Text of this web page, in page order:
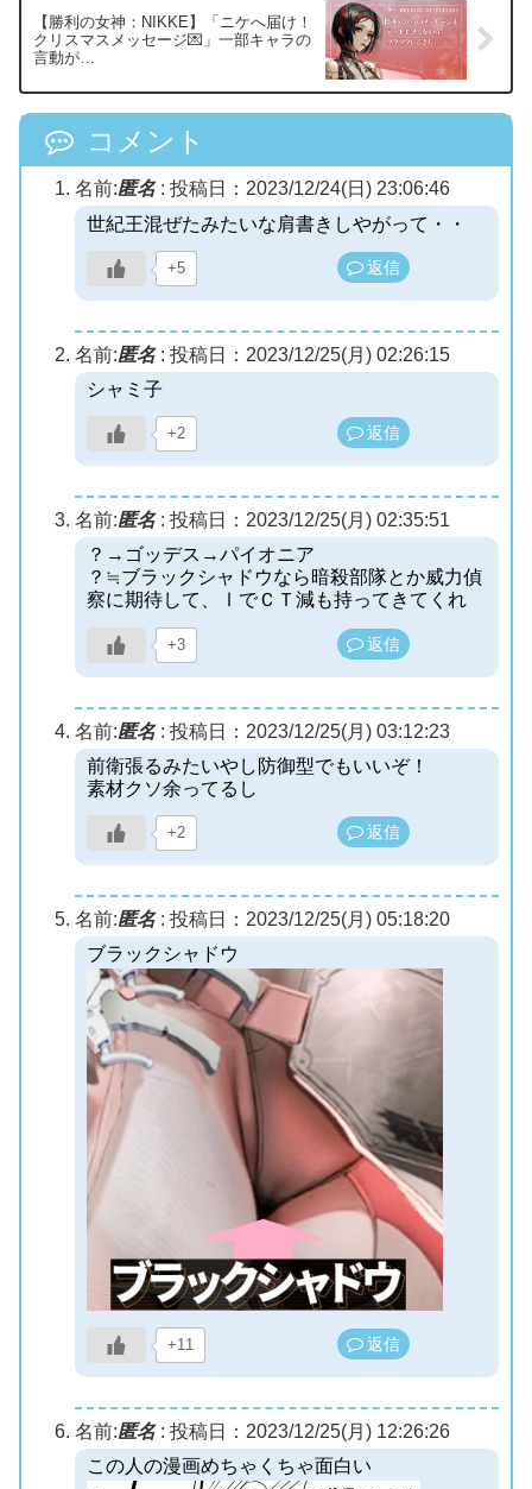
【勝利の女神：NIKKE】「ニケへ届け！
クリスマスメッセージ💌」一部キャラの
言動が…
コメント
名前:匿名: 投稿日：2023/12/24(日) 23:06:46
世紀王混ぜたみたいな肩書きしやがって・・
+5 返信
名前:匿名: 投稿日：2023/12/25(月) 02:26:15
シャミ子
+2 返信
名前:匿名: 投稿日：2023/12/25(月) 02:35:51
？→ゴッデス→パイオニア
？≒ブラックシャドウなら暗殺部隊とか威力偵
察に期待して、ⅠでＣＴ減も持ってきてくれ
+3 返信
名前:匿名: 投稿日：2023/12/25(月) 03:12:23
前衛張るみたいやし防御型でもいいぞ！
素材クソ余ってるし
+2 返信
名前:匿名: 投稿日：2023/12/25(月) 05:18:20
ブラックシャドウ
+11 返信
名前:匿名: 投稿日：2023/12/25(月) 12:26:26
この人の漫画めちゃくちゃ面白い